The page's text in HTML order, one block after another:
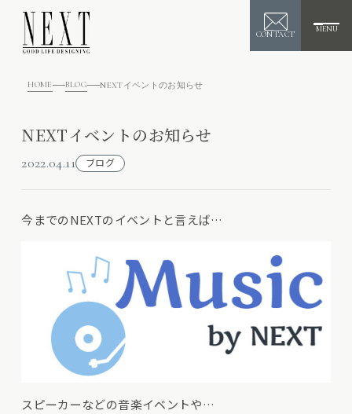
CONTACT
MENU
HOME BLOG NEXTイベントのお知らせ
NEXTイベントのお知らせ
2022.04.11 ブログ
今までのNEXTのイベントと言えば…
スピーカーなどの音楽イベントや…